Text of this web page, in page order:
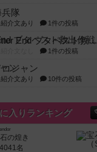
兵隊
紹介文あり 1件の投稿
Bitter End ブタペスト救出作戦
1件の投稿
コジャン
紹介文あり 10件の投稿
入りランキング
の煌き
4041名